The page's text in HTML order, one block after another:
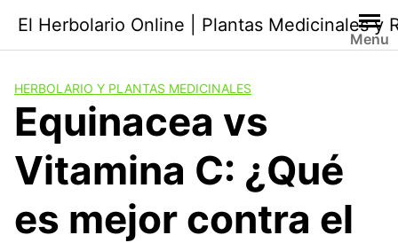
contenido
El Herbolario Online | Plantas Medicinales y
Menu
HERBOLARIO Y PLANTAS MEDICINALES
Equinacea vs
Vitamina C: ¿Qué
es mejor contra el